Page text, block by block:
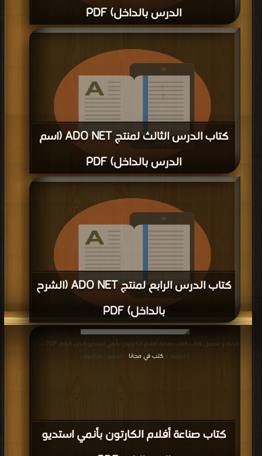
الدرس بالداخل) PDF
قراءة و تحميل كتاب كتاب الدرس الثالث لمنتج ADO NET (اسم الدرس بالداخل) PDF
كتب في تحميل| التحميل : مرة/مرات
كتاب الدرس الثالث لمنتج ADO NET (اسم
الدرس بالداخل) PDF
قراءة و تحميل كتاب كتاب الدرس الثالث لمنتج ADO NET (اسم الدرس بالداخل) PDF
كتب في مجانا| التحميل : مرة/مرات
كتاب الدرس الرابع لمنتج ADO NET (الشرح
بالداخل) PDF
قراءة و تحميل كتاب كتاب الدرس الرابع لمنتج ADO NET (الشرح بالداخل) PDF مجانا
| مكتبة >كتب في | التحميل : مرة/مرات
كتاب صناعة أفلام الكارتون بأنمي استديو
قراءة و تحميل كتاب كتاب صناعة أفلام الكارتون بأنمي استديو الجزء الرابع PDF مجانا
| مكتبة >كتب في مجانا | التحميل : مرة/مرات